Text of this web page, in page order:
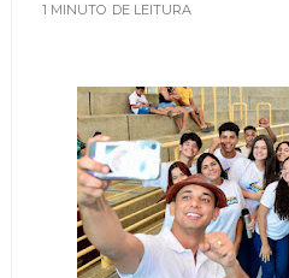
1 MINUTO DE LEITURA